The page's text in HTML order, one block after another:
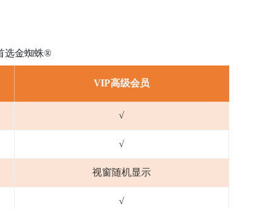
选金蜘蛛®
VIP高级会员
√
√
视窗随机显示
√